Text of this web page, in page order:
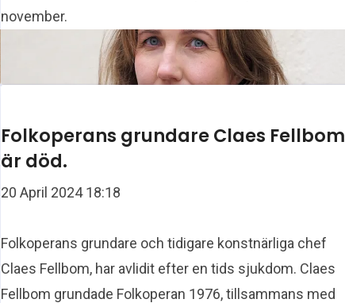
november.
Folkoperans grundare Claes Fellbom
är död.
20 April 2024 18:18
Folkoperans grundare och tidigare konstnärliga chef
Claes Fellbom, har avlidit efter en tids sjukdom. Claes
Fellbom grundade Folkoperan 1976, tillsammans med